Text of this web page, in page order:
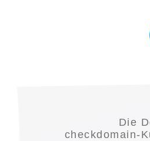
Die
checkdomain-